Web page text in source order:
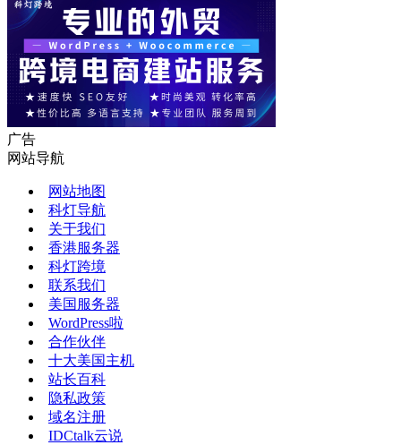
广告
网站导航
网站地图
科灯导航
关于我们
香港服务器
科灯跨境
联系我们
美国服务器
WordPress啦
合作伙伴
十大美国主机
站长百科
隐私政策
域名注册
IDCtalk云说